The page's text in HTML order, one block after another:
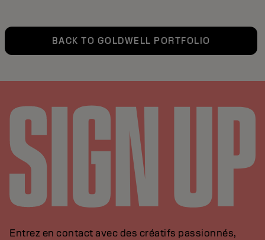
BACK TO GOLDWELL PORTFOLIO
Entrez en contact avec des créatifs passionnés,